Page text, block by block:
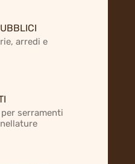
arredi e
serramenti